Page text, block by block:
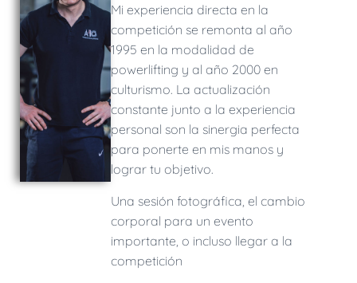
Mi experiencia directa en la
competición se remonta al año
1995 en la modalidad de
powerlifting y al año 2000 en
culturismo. La actualización
constante junto a la experiencia
personal son la sinergia perfecta
para ponerte en mis manos y
lograr tu objetivo.
Una sesión fotográfica, el cambio
corporal para un evento
importante, o incluso llegar a la
competición